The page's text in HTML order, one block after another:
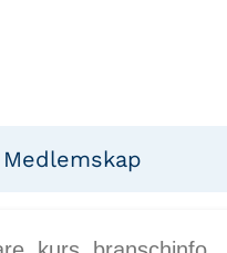
Medlemskap